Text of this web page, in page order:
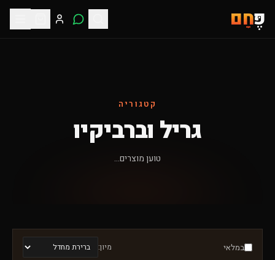
פֶּחָם
קטגוריה
גריל וברביקיו
טוען מוצרים...
במלאי מיון: